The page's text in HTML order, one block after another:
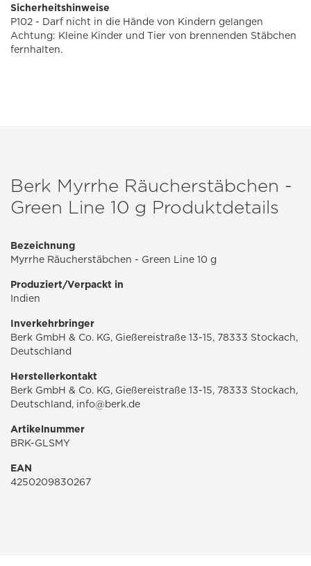
Sicherheitshinweise
P102 - Darf nicht in die Hände von Kindern gelangen
Achtung: Kleine Kinder und Tier von brennenden Stäbchen
fernhalten.
Berk Myrrhe Räucherstäbchen -
Green Line 10 g Produktdetails
Bezeichnung
Myrrhe Räucherstäbchen - Green Line 10 g
Produziert/Verpackt in
Indien
Inverkehrbringer
Berk GmbH & Co. KG, Gießereistraße 13-15, 78333 Stockach,
Deutschland
Herstellerkontakt
Berk GmbH & Co. KG, Gießereistraße 13-15, 78333 Stockach,
Deutschland, info@berk.de
Artikelnummer
BRK-GLSMY
EAN
4250209830267